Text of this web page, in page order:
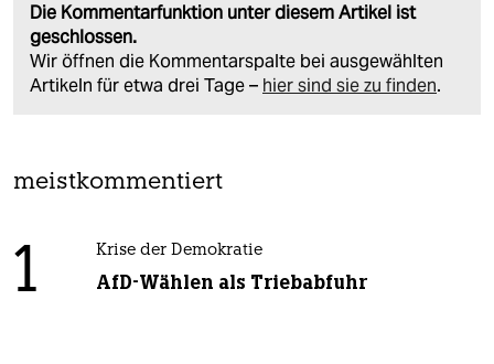
Die Kommentarfunktion unter diesem Artikel ist
geschlossen.
Wir öffnen die Kommentarspalte bei ausgewählten
Artikeln für etwa drei Tage – hier sind sie zu finden.
meistkommentiert
1 Krise der Demokratie
AfD-Wählen als Triebabfuhr